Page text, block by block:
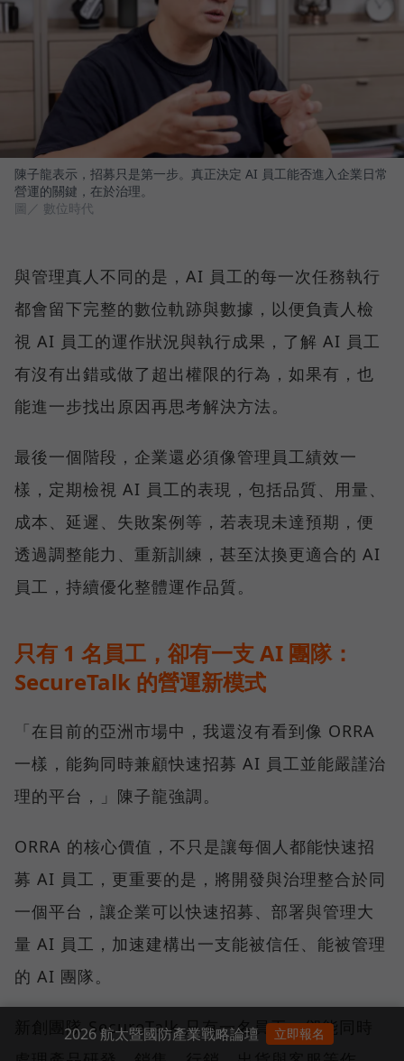
陳子龍表示，招募只是第一步。真正決定 AI 員工能否進入企業日常
營運的關鍵，在於治理。
圖／ 數位時代
與管理真人不同的是，AI 員工的每一次任務執行
都會留下完整的數位軌跡與數據，以便負責人檢
視 AI 員工的運作狀況與執行成果，了解 AI 員工
有沒有出錯或做了超出權限的行為，如果有，也
能進一步找出原因再思考解決方法。
最後一個階段，企業還必須像管理員工績效一
樣，定期檢視 AI 員工的表現，包括品質、用量、
成本、延遲、失敗案例等，若表現未達預期，便
透過調整能力、重新訓練，甚至汰換更適合的 AI
員工，持續優化整體運作品質。
只有 1 名員工，卻有一支 AI 團隊：
SecureTalk 的營運新模式
「在目前的亞洲市場中，我還沒有看到像 ORRA
一樣，能夠同時兼顧快速招募 AI 員工並能嚴謹治
理的平台，」陳子龍強調。
ORRA 的核心價值，不只是讓每個人都能快速招
募 AI 員工，更重要的是，將開發與治理整合於同
一個平台，讓企業可以快速招募、部署與管理大
量 AI 員工，加速建構出一支能被信任、能被管理
的 AI 團隊。
新創團隊 SecureTalk 只有一名員工，卻能同時
2026 航太暨國防產業戰略論壇 立即報名